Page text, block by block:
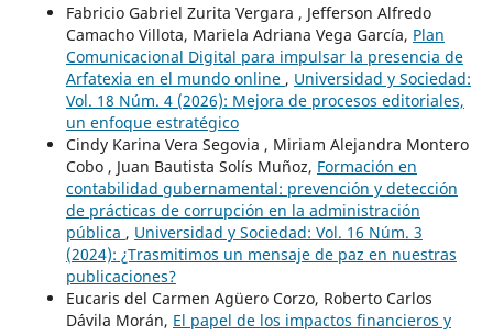
Fabricio Gabriel Zurita Vergara , Jefferson Alfredo
Camacho Villota, Mariela Adriana Vega García, Plan
Comunicacional Digital para impulsar la presencia de
Arfatexia en el mundo online , Universidad y Sociedad:
Vol. 18 Núm. 4 (2026): Mejora de procesos editoriales,
un enfoque estratégico
Cindy Karina Vera Segovia , Miriam Alejandra Montero
Cobo , Juan Bautista Solís Muñoz, Formación en
contabilidad gubernamental: prevención y detección
de prácticas de corrupción en la administración
pública , Universidad y Sociedad: Vol. 16 Núm. 3
(2024): ¿Trasmitimos un mensaje de paz en nuestras
publicaciones?
Eucaris del Carmen Agüero Corzo, Roberto Carlos
Dávila Morán, El papel de los impactos financieros y